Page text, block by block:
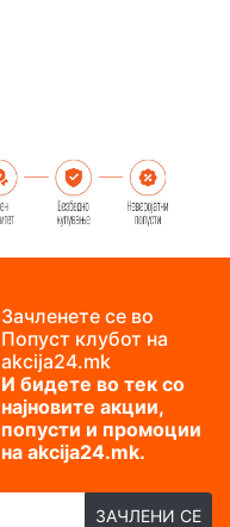
Зачленете се во
Попуст клубот на
akcija24.mk
И бидете во тек со
најновите акции,
попусти и промоции
на akcija24.mk.
ЗАЧЛЕНИ СЕ